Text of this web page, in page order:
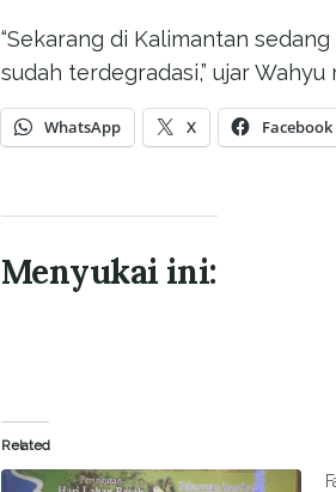
“Sekarang di Kalimantan
sudah terdegradasi,” ujar
WhatsApp X Facebook
Menyukai ini:
Related